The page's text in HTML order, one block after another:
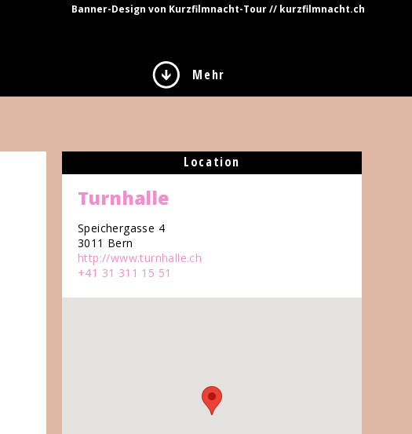
Banner-Design von Kurzfilmnacht-Tour // kurzfilmnacht.ch
Mehr
Location
Turnhalle
Speichergasse 4
3011 Bern
http://www.turnhalle.ch
+41 31 311 15 51